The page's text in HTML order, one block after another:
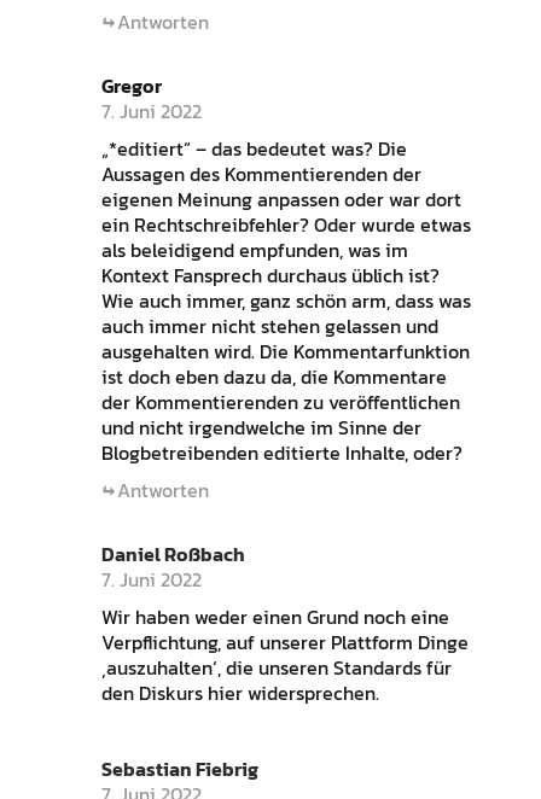
Antworten
Gregor
7. Juni 2022
„*editiert“ – das bedeutet was? Die
Aussagen des Kommentierenden der
eigenen Meinung anpassen oder war dort
ein Rechtschreibfehler? Oder wurde etwas
als beleidigend empfunden, was im
Kontext Fansprech durchaus üblich ist?
Wie auch immer, ganz schön arm, dass was
auch immer nicht stehen gelassen und
ausgehalten wird. Die Kommentarfunktion
ist doch eben dazu da, die Kommentare
der Kommentierenden zu veröffentlichen
und nicht irgendwelche im Sinne der
Blogbetreibenden editierte Inhalte, oder?
Antworten
Daniel Roßbach
7. Juni 2022
Wir haben weder einen Grund noch eine
Verpflichtung, auf unserer Plattform Dinge
‚auszuhalten‘, die unseren Standards für
den Diskurs hier widersprechen.
Sebastian Fiebrig